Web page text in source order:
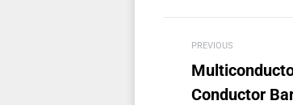
navigation
PREVIOUS
Conductor